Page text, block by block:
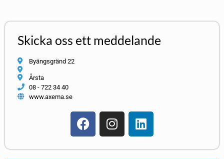
Skicka oss ett meddelande
Byängsgränd 22
Årsta
08 - 722 34 40
www.axema.se